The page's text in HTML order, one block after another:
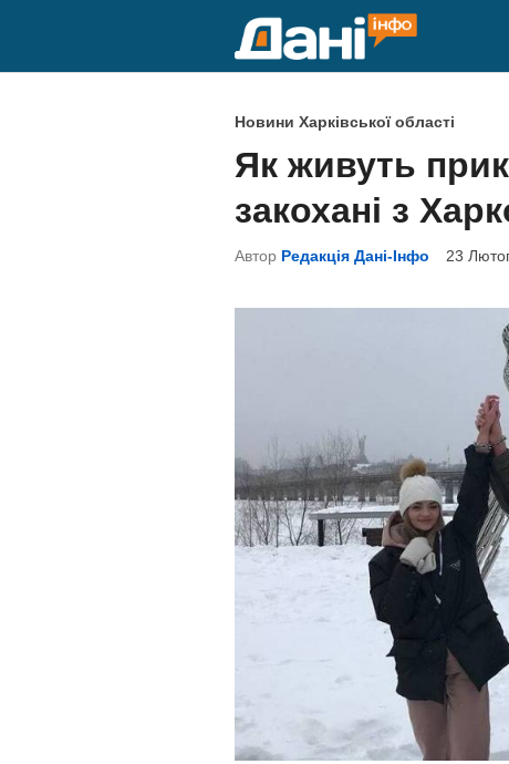
P
o
s
t
i
Новини Харківської області
Як живуть
закохані з
Автор Редакція Дані-Інфо 23